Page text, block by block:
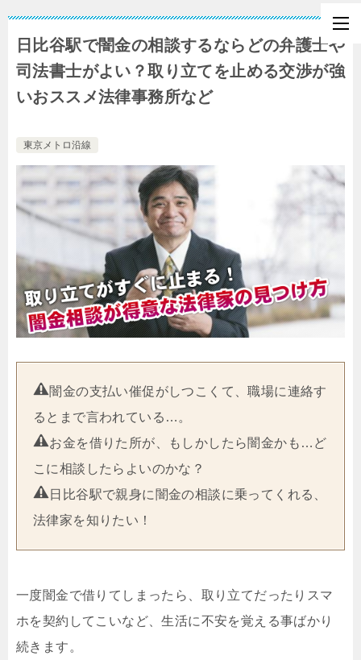
日比谷駅で闇金の相談するならどの弁護士や
司法書士がよい？取り立てを止める交渉が強
いおススメ法律事務所など
東京メトロ沿線
闇金の支払い催促がしつこくて、職場に連絡す
るとまで言われている…。
お金を借りた所が、もしかしたら闇金かも…ど
こに相談したらよいのかな？
日比谷駅で親身に闇金の相談に乗ってくれる、
法律家を知りたい！
一度闇金で借りてしまったら、取り立てだったりスマ
ホを契約してこいなど、生活に不安を覚える事ばかり
続きます。